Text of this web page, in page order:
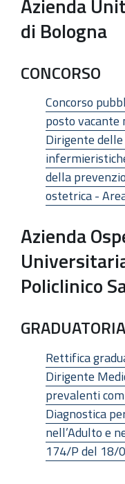
di Bologna
CONCORSO
Concorso
posto
Dirigente
della
ostetrica -
Azienda
Policlinico
GRADUATORIA
Rettifica
Dirigente
prevalenti
Diagnostica
nell’Adulto e
174/P del 18/